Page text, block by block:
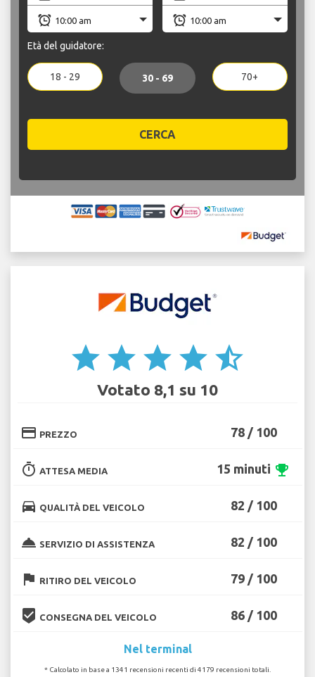
Età del guidatore:
18 - 29 30 - 69 70+
CERCA
star star star star star_half
Votato 8,1 su 10
credit_card PREZZO 78 / 100
timer ATTESA MEDIA 15 minuti emoji_events
directions_car QUALITÀ DEL VEICOLO 82 / 100
room_service SERVIZIO DI ASSISTENZA 82 / 100
flag RITIRO DEL VEICOLO 79 / 100
beenhere CONSEGNA DEL VEICOLO 86 / 100
Nel terminal
* Calcolato in base a 1341 recensioni recenti di 4179 recensioni totali.